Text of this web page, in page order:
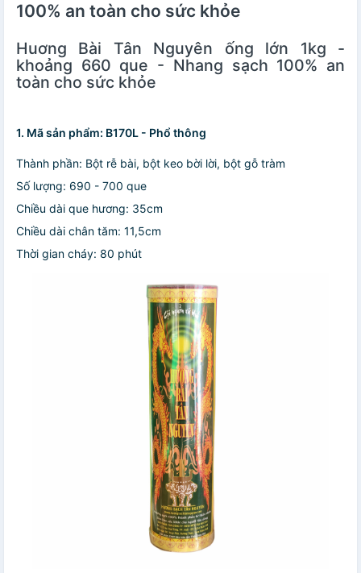
100% an toàn cho sức khỏe
Huơng Bài Tân Nguyên ống lớn 1kg -
khoảng 660 que - Nhang sạch 100% an
toàn cho sức khỏe
1. Mã sản phẩm: B170L - Phổ thông
Thành phần: Bột rễ bài, bột keo bời lời, bột gỗ tràm
Số lượng: 690 - 700 que
Chiều dài que hương: 35cm
Chiều dài chân tăm: 11,5cm
Thời gian cháy: 80 phút